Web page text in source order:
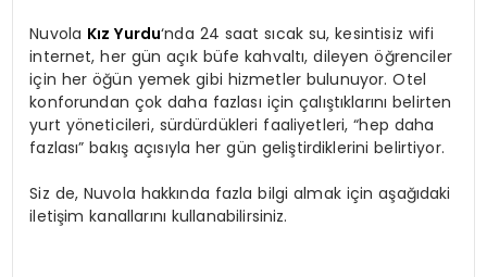
Nuvola Kız Yurdu‘nda 24 saat sıcak su, kesintisiz wifi
internet, her gün açık büfe kahvaltı, dileyen öğrenciler
için her öğün yemek gibi hizmetler bulunuyor. Otel
konforundan çok daha fazlası için çalıştıklarını belirten
yurt yöneticileri, sürdürdükleri faaliyetleri, “hep daha
fazlası” bakış açısıyla her gün geliştirdiklerini belirtiyor.
Siz de, Nuvola hakkında fazla bilgi almak için aşağıdaki
iletişim kanallarını kullanabilirsiniz.